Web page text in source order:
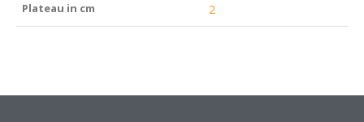
Plateau in cm 2